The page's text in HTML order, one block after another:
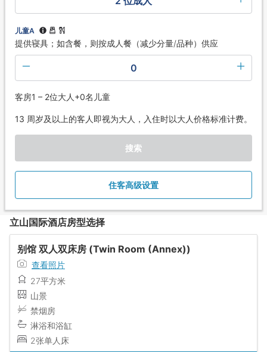
儿童A
提供寝具；如含餐，则按成人餐（减少分量/品种）供应
0
客房1 – 2位大人+0名儿童
13 周岁及以上的客人即视为大人，入住时以大人价格标准计费。
搜索
住客高级设置
立山国际酒店房型选择
别馆 双人双床房 (Twin Room (Annex))
查看照片
27平方米
山景
禁烟房
淋浴和浴缸
2张单人床